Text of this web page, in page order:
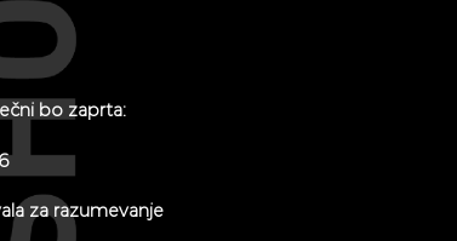
bo zaprta:
za razumevanje